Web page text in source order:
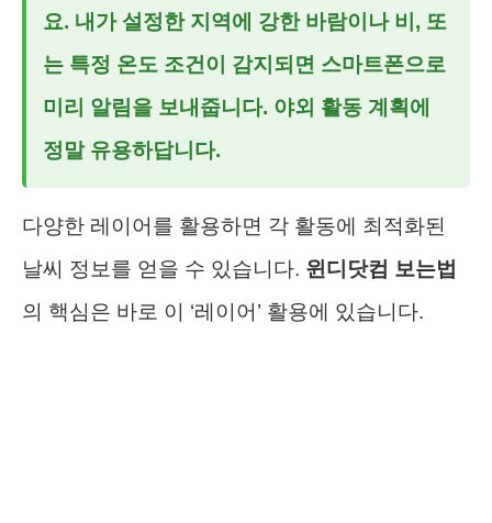
요. 내가 설정한 지역에 강한 바람이나 비, 또
는 특정 온도 조건이 감지되면 스마트폰으로
미리 알림을 보내줍니다. 야외 활동 계획에
정말 유용하답니다.
다양한 레이어를 활용하면 각 활동에 최적화된
날씨 정보를 얻을 수 있습니다. 윈디닷컴 보는법
의 핵심은 바로 이 ‘레이어’ 활용에 있습니다.